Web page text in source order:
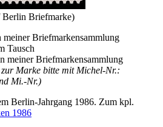
Briefmarke)
Marke bitte mit Michel-Nr.:
Mi.-Nr.)
Berlin-Jahrgang 1986. Zum kpl.
1986